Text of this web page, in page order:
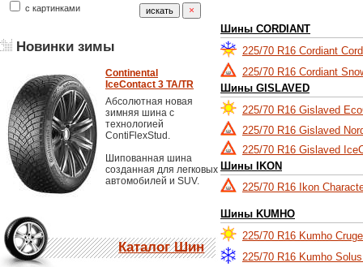
с картинками
Новинки зимы
Continental
IceContact 3 TA/TR
Абсолютная новая
зимняя шина с
технологией
ContiFlexStud.
Шипованная шина
созданная для легковых
автомобилей и SUV.
Каталог Шин
Шины CORDIANT
225/70 R16 Cordiant
225/70 R16 Cordiant
Шины GISLAVED
225/70 R16 Gislaved
225/70 R16 Gislaved
225/70 R16 Gislaved
Шины IKON
225/70 R16 Ikon
Шины KUMHO
225/70 R16 Kumho
225/70 R16 Kumho